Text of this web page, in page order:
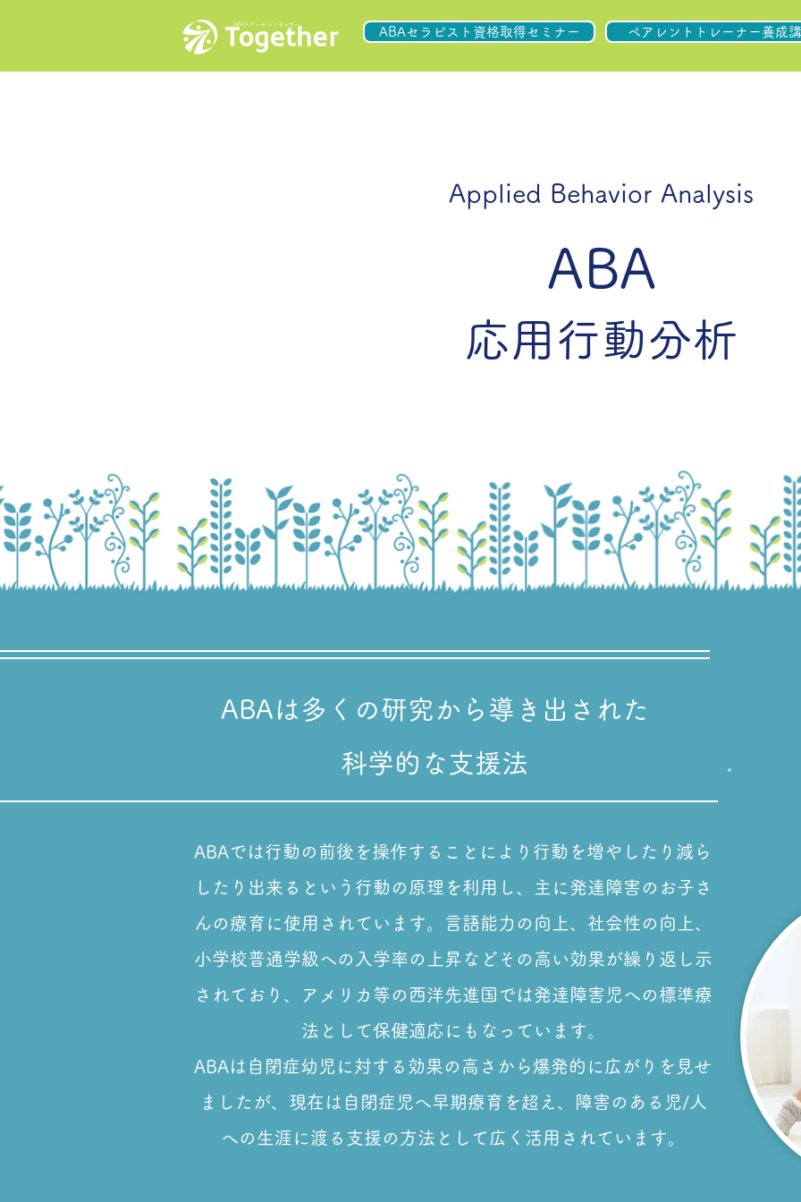
ABAスクール トゥギャザー
ABAセラピスト資格取得セミナー ペアレントトレーナー養成
Applied Behavior Analysis
ABA
応用行動分析
ABAは多くの研究から導き出された
​科学的な支援法
ABAでは行動の前後を操作することにより行動を増やしたり減ら
したり出来るという行動の原理を利用し、主に発達障害のお子さ
んの療育に使用されています。言語能力の向上、社会性の向上、
小学校普通学級への入学率の上昇などその高い効果が繰り返し示
されており、アメリカ等の西洋先進国では発達障害児への標準療
法として保健適応にもなっています。
ABAは自閉症幼児に対する効果の高さから爆発的に広がりを見せ
ましたが、 現在は自閉症児へ早期療育を超え、障害のある児/人
への生涯に渡る支援の方法として広く活用されています。